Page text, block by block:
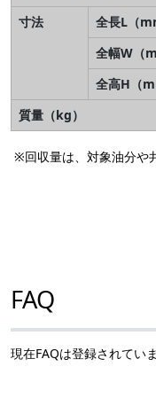
寸法
全長L（
全幅W（
全高H（
質量（kg）
※回収量は、対象油分や
FAQ
現在FAQは登録されていま